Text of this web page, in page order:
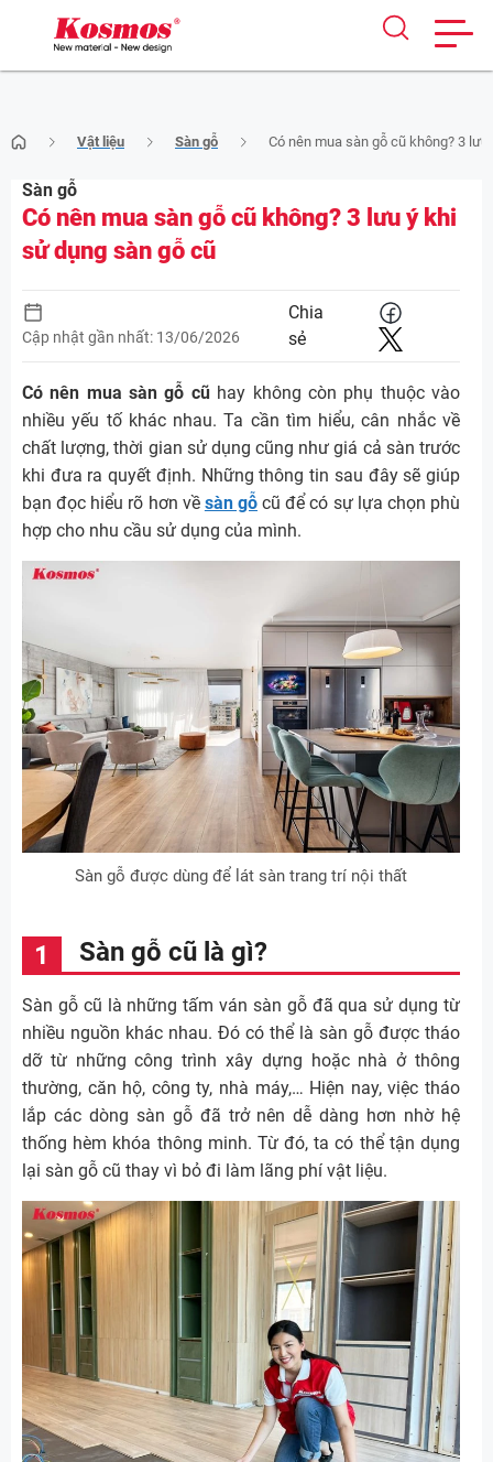
to
content
Vật liệu Sàn gỗ Có nên mua sàn gỗ cũ không? 3
Sàn gỗ
Có nên mua sàn gỗ cũ không? 3 lưu ý khi
sử dụng sàn gỗ cũ
Cập nhật gần nhất: 13/06/2026
Chia
sẻ
Có nên mua sàn gỗ cũhay không còn phụ thuộc vào
nhiều yếu tố khác nhau. Ta cần tìm hiểu, cân nhắc về
chất lượng, thời gian sử dụng cũng như giá cả sàn trước
khi đưa ra quyết định. Những thông tin sau đây sẽ giúp
bạn đọc hiểu rõ hơn về sàn gỗ cũ để có sự lựa chọn phù
hợp cho nhu cầu sử dụng của mình.
Sàn gỗ được dùng để lát sàn trang trí nội thất
Sàn gỗ cũ là gì?
Sàn gỗ cũ là những tấm ván sàn gỗ đã qua sử dụng từ
nhiều nguồn khác nhau. Đó có thể là sàn gỗ được tháo
dỡ từ những công trình xây dựng hoặc nhà ở thông
thường, căn hộ, công ty, nhà máy,… Hiện nay, việc tháo
lắp các dòng sàn gỗ đã trở nên dễ dàng hơn nhờ hệ
thống hèm khóa thông minh. Từ đó, ta có thể tận dụng
lại sàn gỗ cũ thay vì bỏ đi làm lãng phí vật liệu.